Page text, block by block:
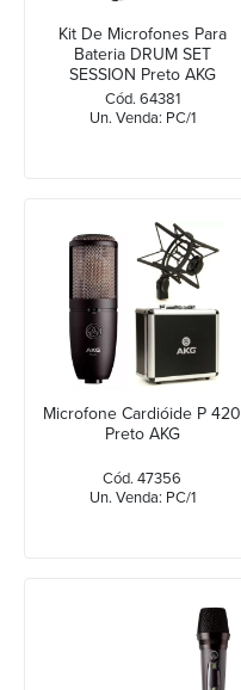
Kit De Microfones Para
Bateria DRUM SET
SESSION Preto AKG
Cód. 64381
Un. Venda: PC/1
Microfone Cardióide P 420
Preto AKG
Cód. 47356
Un. Venda: PC/1